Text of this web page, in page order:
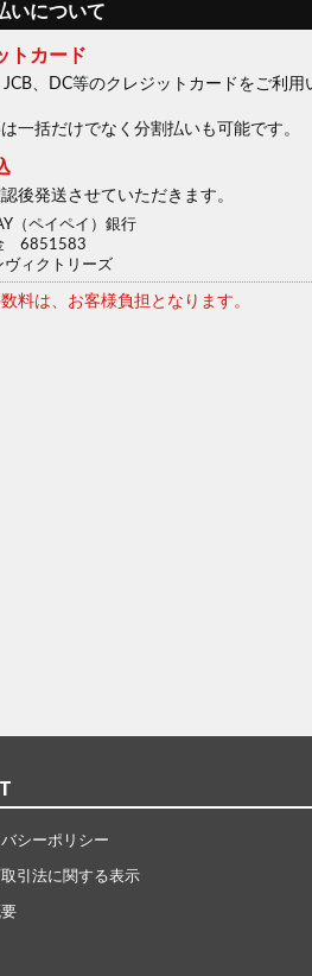
いについて
トカード
、DC等のクレジットカードをご利用
一括だけでなく分割払いも可能です。
後発送させていただきます。
（ペイペイ）銀行
6851583
ヴィクトリーズ
料は、お客様負担となります。
シーポリシー
引法に関する表示